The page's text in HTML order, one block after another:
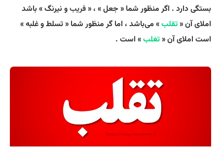
بستگی دارد . اگر منظور شما « جعل » ، «فریبو نیرنگ » باشد
املای آن «تقلب» می‌باشد ، اما گر منظور شما « تسلط و غلبه »
است املای آن «تغلب» است .